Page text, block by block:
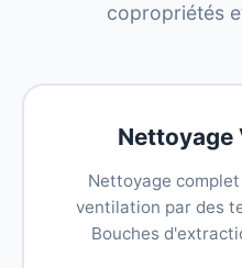
copropriétés
Nettoyage
Nettoyage
ventilation par des
Bouches